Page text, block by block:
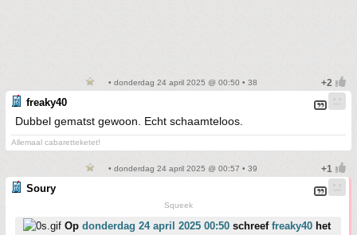
• donderdag 24 april 2025 @ 00:50 • 38
freaky40
Dubbel gematst gewoon. Echt schaamteloos.
Allemaal cabaretteketet!
• donderdag 24 april 2025 @ 00:57 • 39
Soury
Squeek
Op donderdag 24 april 2025 00:50 schreef freaky40 het